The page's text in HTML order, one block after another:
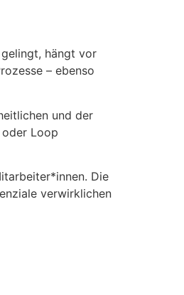
hängt vor
– ebenso
und der
Loop
Die
verwirklichen